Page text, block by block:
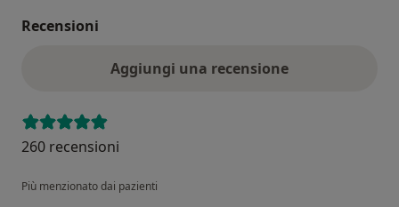
Recensioni
Aggiungi una recensione
260 recensioni
Più menzionato dai pazienti